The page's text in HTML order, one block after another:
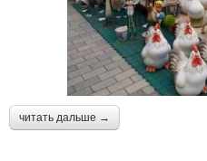
читать дальше →